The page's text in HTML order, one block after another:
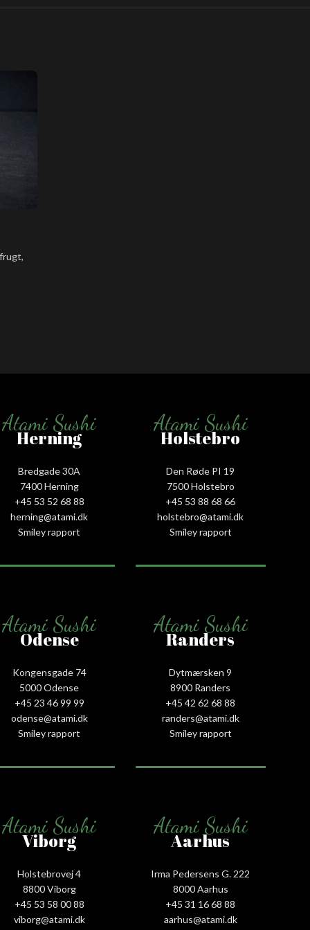
Atami Sushi
Herning
Bredgade 30A
7400 Herning
+45 53 52 68 88
herning@atami.dk
Smiley rapport
Atami Sushi
Holstebro
Den Røde PI 19
7500 Holstebro
+45 53 88 68 66
holstebro@atami.dk
Smiley rapport
Atami Sushi
Odense
Kongensgade 74
5000 Odense
+45 23 46 99 99
odense@atami.dk
Smiley rapport
Atami Sushi
Randers
Dytmærsken 9
8900 Randers
+45 42 62 68 88
randers@atami.dk
Smiley rapport
Atami Sushi
Viborg
Holstebrovej 4
8800 Viborg
+45 53 58 00 88
viborg@atami.dk
Atami Sushi
Aarhus
Irma Pedersens G. 222
8000 Aarhus
+45 31 16 68 88
aarhus@atami.dk